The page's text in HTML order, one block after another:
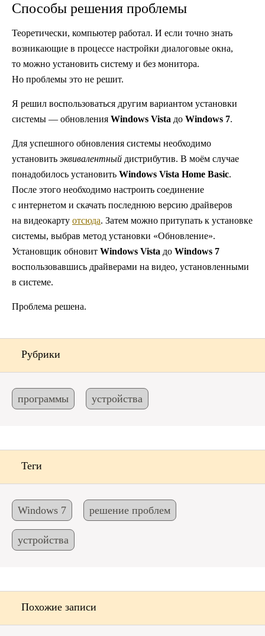
Способы решения проблемы
Теоретически, компьютер работал. И если точно знать
возникающие в процессе настройки диалоговые окна,
то можно установить систему и без монитора.
Но проблемы это не решит.
Я решил воспользоваться другим вариантом установки
системы — обновления Windows Vista до Windows 7.
Для успешного обновления системы необходимо
установить эквивалентный дистрибутив. В моём случае
понадобилось установить Windows Vista Home Basic.
После этого необходимо настроить соединение
с интернетом и скачать последнюю версию драйверов
на видеокарту отсюда. Затем можно притупать к установке
системы, выбрав метод установки «Обновление».
Установщик обновит Windows Vista до Windows 7
воспользовавшись драйверами на видео, установленными
в системе.
Проблема решена.
Рубрики
программы устройства
Теги
Windows 7 решение проблем
устройства
Похожие записи